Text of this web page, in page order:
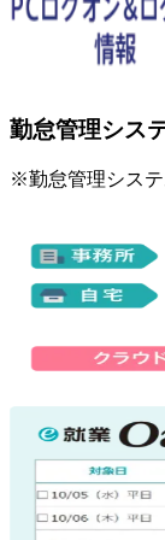
勤怠管理シス
※勤怠管理システ